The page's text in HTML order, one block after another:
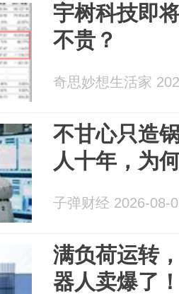
宇树科技即
不贵？
奇思妙想生活家
不甘心只造
人十年，为
子弹财经 2026-08-
满负荷运转
器人卖爆了